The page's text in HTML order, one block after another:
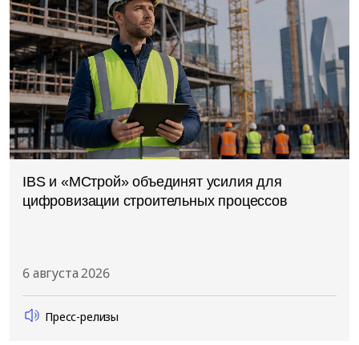
IBS и «МСтрой» объединят усилия для
цифровизации строительных процессов
6 августа 2026
Пресс-релизы